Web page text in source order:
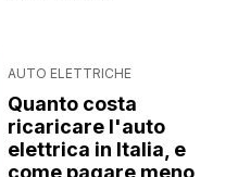
AUTO ELETTRICHE
Quanto costa
ricaricare l'auto
elettrica in Italia, e
come pagare meno